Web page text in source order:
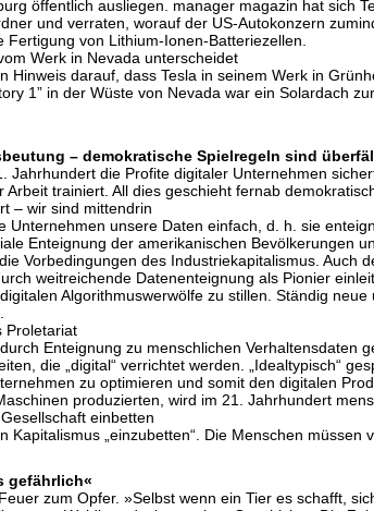
öffentlich ausliegen. manager magazin hat sich
und verraten, worauf der US-Autokonzern
von Lithium-Ionen-Batteriezellen.
Werk in Nevada unterscheidet
Hinweis darauf, dass Tesla in seinem Werk in
1” in der Wüste von Nevada war ein Solardach
– demokratische Spielregeln sind
Jahrhundert die Profite digitaler Unternehmen
trainiert. All dies geschieht fernab
– wir sind mittendrin
Unternehmen unsere Daten einfach, d. h. sie
Enteignung der amerikanischen Bevölkerungen
Vorbedingungen des Industriekapitalismus.
weitreichende Datenenteignung als Pionier
Algorithmuswerwölfe zu stillen. Ständig
Proletariat
Enteignung zu menschlichen
die „digital“ verrichtet werden. „Idealtypisch“
zu optimieren und somit den digitalen
produzierten, wird im 21. Jahrhundert
einbetten
Kapitalismus „einzubetten“. Die Menschen
gefährlich«
zum Opfer. »Selbst wenn ein Tier es schafft,